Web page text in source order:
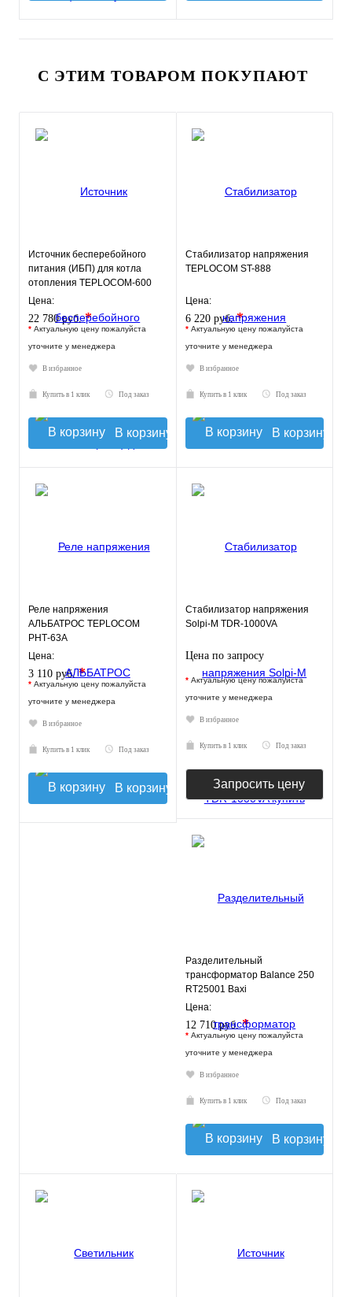
С ЭТИМ ТОВАРОМ ПОКУПАЮТ
Источник бесперебойного
питания (ИБП) для котла
отопления TEPLOCOM-600
Цена:
22 780 руб.*
* Актуальную цену пожалуйста
уточните у менеджера
В избранное
Купить в 1 клик Под заказ
В корзину
Стабилизатор напряжения
TEPLOCOM ST-888
Цена:
6 220 руб.*
* Актуальную цену пожалуйста
уточните у менеджера
В избранное
Купить в 1 клик Под заказ
В корзину
Реле напряжения
АЛЬБАТРОС TEPLOCOM
РНТ-63А
Цена:
3 110 руб.*
* Актуальную цену пожалуйста
уточните у менеджера
В избранное
Купить в 1 клик Под заказ
В корзину
Стабилизатор напряжения
Solpi-M ТDR-1000VA
Цена по запросу
* Актуальную цену пожалуйста
уточните у менеджера
В избранное
Купить в 1 клик Под заказ
Запросить цену
Разделительный
трансформатор Balance 250
RT25001 Baxi
Цена:
12 710 руб.*
* Актуальную цену пожалуйста
уточните у менеджера
В избранное
Купить в 1 клик Под заказ
В корзину